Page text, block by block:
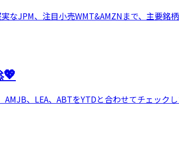
なJPM、注目小売WMT&AMZNまで、主要銘
、LEA、ABTをYTDと合わせてチェック